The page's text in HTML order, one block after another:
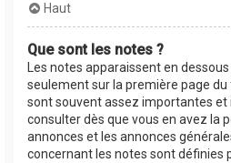
Haut
Que sont les notes ?
Les notes apparaissent en
seulement sur la première page
sont souvent assez importantes et
consulter dès que vous en avez la
annonces et les annonces
concernant les notes sont définies